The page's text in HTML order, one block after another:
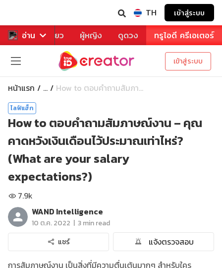
TH เข้าสู่ระบบ
อ่าน
หาร ท่องเที่ยว ผู้หญิง ดูดวง ทรูไอดี ครีเอเตอร์
เข้าสู่ระบบ
หน้าแรก ... How to ตอบคำถามสัมภา...
ไลฟ์แฮ็ก
How to ตอบคำถามสัมภาษณ์งาน – คุณ
คาดหวังเงินเดือนไว้ประมาณเท่าไหร่?
(What are your salary
expectations?)
7.9k
WAND Intelligence
10 ต.ค. 2022 | 3 min read
แชร์
แจ้งตรวจสอบ
การสัมภาษณ์งาน เป็นสิ่งที่มีความตื่นเต้นมากๆ สำหรับใคร